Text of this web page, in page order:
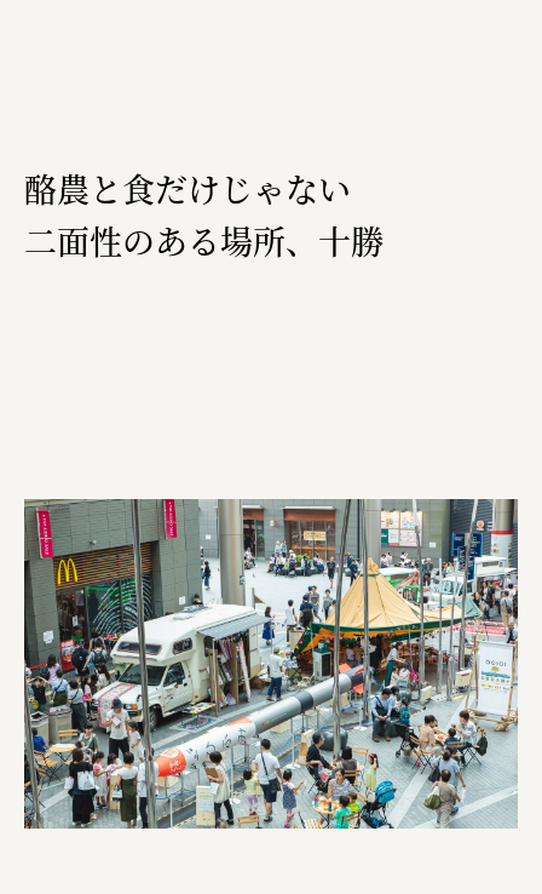
GLASS-LAB株式会社
株式会社オカムラ
PALAB
株式会社ドリームプラザ
GOEMON
株式会社ヤマサン
株式会社 マツバラ
株式会社東果堂
アトラス化成
酪農と食だけじゃない
二面性のある場所、十勝